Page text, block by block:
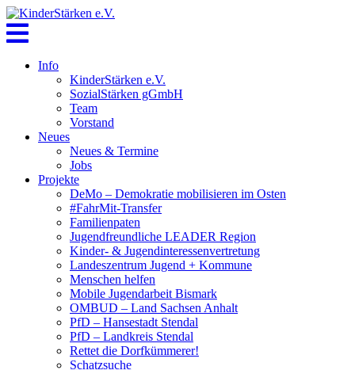
Skip
to
content
Info
KinderStärken e.V.
SozialStärken gGmbH
Team
Vorstand
Neues
Neues & Termine
Jobs
Projekte
DeMo – Demokratie mobilisieren im Osten
#FahrMit-Transfer
Familienpaten
Jugendfreundliche LEADER Region
Kinder- & Jugendinteressenvertretung
Landeszentrum Jugend + Kommune
Menschen helfen
Mobile Jugendarbeit Bismark
OMBUD – Land Sachsen Anhalt
PfD – Hansestadt Stendal
PfD – Landkreis Stendal
Rettet die Dorfkümmerer!
Schatzsuche